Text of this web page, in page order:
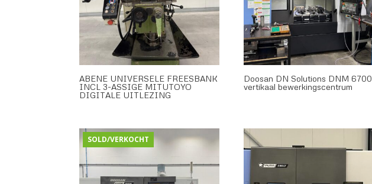
ABENE UNIVERSELE FREESBANK
INCL 3-ASSIGE MITUTOYO
DIGITALE UITLEZING
Doosan DN Solutions DNM 6700
vertikaal bewerkingscentrum
SOLD/VERKOCHT